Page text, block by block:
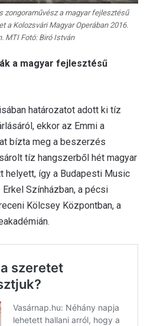
zongoraművész a magyar fejlesztésű
a Kolozsvári Magyar Operában 2016.
MTI Fotó: Biró István
a magyar fejlesztésű
határozatot adott ki tíz
ekkor az Emmi a
bízta meg a beszerzés
tíz hangszerből hét magyar
helyett, így a Budapesti Music
Színházban, a pécsi
Kölcsey Központban, a